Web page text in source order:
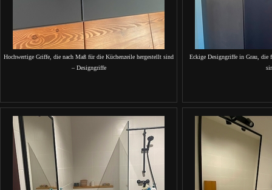
Hochwertige Griffe, die nach Maß für die Küchenzeile hergestellt sind
– Designgriffe
Eckige Designgriffe in Grau, die